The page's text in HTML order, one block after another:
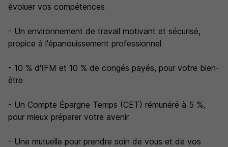
évoluer vos compétences
- Un environnement de travail motivant et sécurisé,
propice à l'épanouissement professionnel
- 10 % d'IFM et 10 % de congés payés, pour votre bien-
être
- Un Compte Épargne Temps (CET) rémunéré à 5 %,
pour mieux préparer votre avenir
- Une mutuelle pour prendre soin de vous et de vos